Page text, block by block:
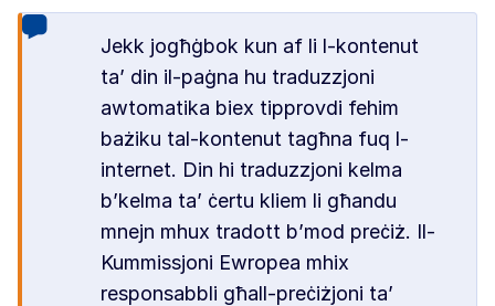
Jekk jogħġbok kun af li l-kontenut
ta’ din il-paġna hu traduzzjoni
awtomatika biex tipprovdi fehim
bażiku tal-kontenut tagħna fuq l-
internet. Din hi traduzzjoni kelma
b’kelma ta’ ċertu kliem li għandu
mnejn mhux tradott b’mod preċiż. Il-
Kummissjoni Ewropea mhix
responsabbli għall-preċiżjoni ta’